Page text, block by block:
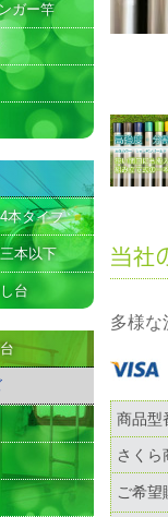
ガー竿
本タイプ
本以下
台
多様な
商品型
さくら
ご希望